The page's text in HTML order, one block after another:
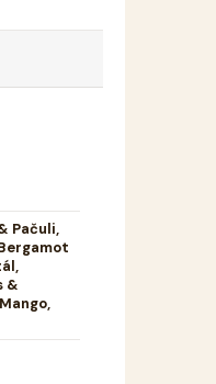
Pačuli,
&